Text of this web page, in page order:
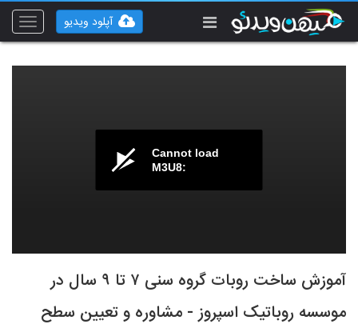
Toggle
آپلود ویدیو
Cannot load
M3U8:
آموزش ساخت روبات گروه سنی ۷ تا ۹ سال در
موسسه روباتیک اسپروز - مشاوره و تعیین سطح